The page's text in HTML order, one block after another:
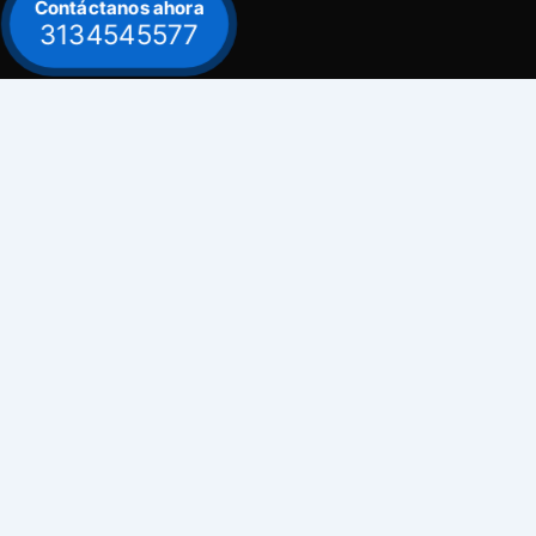
Contáctanos ahora
3134545577